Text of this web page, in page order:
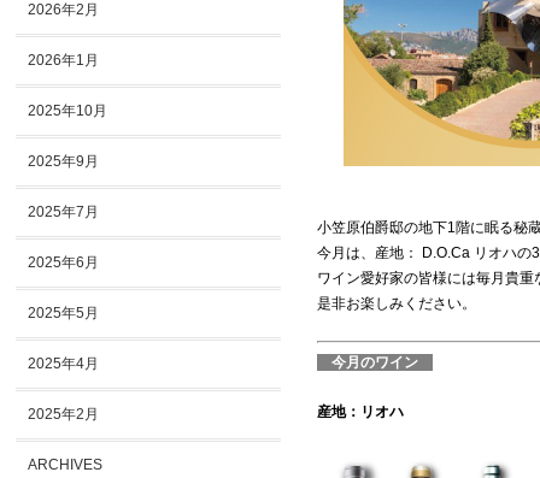
2026年2月
2026年1月
2025年10月
2025年9月
2025年7月
2025年6月
2025年5月
2025年4月
2025年2月
ARCHIVES
小笠原伯爵邸の地下1階に眠る秘
今月は、産地： D.O.Ca リオハの
ワイン愛好家の皆様には毎月貴
是非お楽しみください。
今月のワイン
産地：リオハ